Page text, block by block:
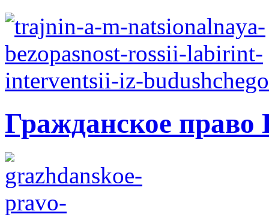
Гражданское право